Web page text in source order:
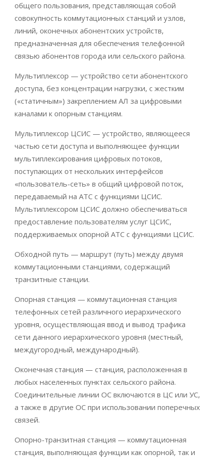
общего пользования, представляющая собой
совокупность коммутационных станций и узлов,
линий, оконечных абонентских устройств,
предназначенная для обеспечения телефонной
связью абонентов города или сельского района.
Мультиплексор — устройство сети абонентского
доступа, без концентрации нагрузки, с жестким
(«статичным») закреплением АЛ за цифровыми
каналами к опорным станциям.
Мультиплексор ЦСИС — устройство, являющееся
частью сети доступа и выполняющее функции
мультиплексирования цифровых потоков,
поступающих от нескольких интерфейсов
«пользователь-сеть» в общий цифровой поток,
передаваемый на АТС с функциями ЦСИС.
Мультиплексором ЦСИС должно обеспечиваться
предоставление пользователям услуг ЦСИС,
поддерживаемых опорной АТС с функциями ЦСИС.
Обходной путь — маршрут (путь) между двумя
коммутационными станциями, содержащий
транзитные станции.
Опорная станция — коммутационная станция
телефонных сетей различного иерархического
уровня, осуществляющая ввод и вывод трафика
сети данного иерархического уровня (местный,
междугородный, международный).
Оконечная станция — станция, расположенная в
любых населенных пунктах сельского района.
Соединительные линии ОС включаются в ЦС или УС,
а также в другие ОС при использовании поперечных
связей.
Опорно-транзитная станция — коммутационная
станция, выполняющая функции как опорной, так и